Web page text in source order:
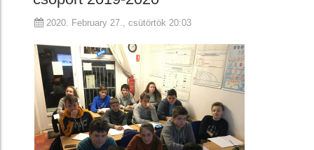
2020. February 27., csütörtök 20:03